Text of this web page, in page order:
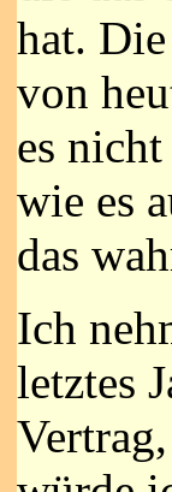
hat.
von
es
wie es
das
Ich
letztes